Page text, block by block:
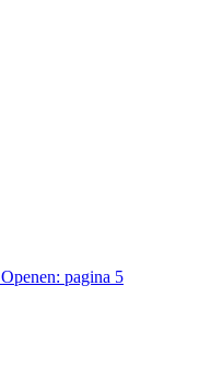
Openen: pagina 5